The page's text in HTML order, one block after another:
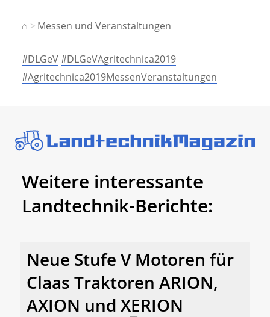
⌂ Messen und Veranstaltungen
#DLGeV#DLGeVAgritechnica2019
#Agritechnica2019MessenVeranstaltungen
Weitere interessante
Landtechnik-Berichte:
Neue Stufe V Motoren für
Claas Traktoren ARION,
AXION und XERION